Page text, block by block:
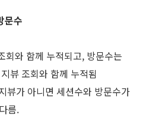
문수
회와 함께 누적되고, 방문수는
뷰 조회와 함께 누적됨
뷰가 아니면 세션수와 방문수가
다름.